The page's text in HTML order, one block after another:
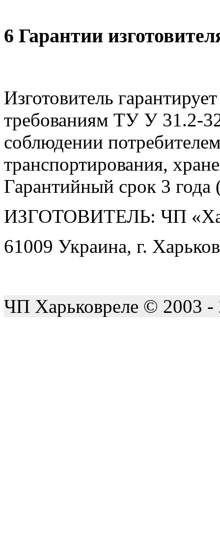
6 Гарантии
Изготовитель
требованиям ТУ У 31.2-
соблюдении
транспортирования,
Гарантийный срок 3 года
ИЗГОТОВИТЕЛЬ: ЧП
61009 Украина, г.
ЧП Харьковреле © 2003 -